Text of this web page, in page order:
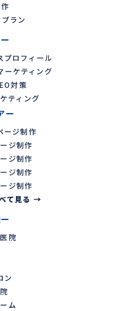
ラン
ロフィール
ーケティング
対策
ティング
ージ制作
ジ制作
ジ制作
ジ制作
ジ制作
て見る →
院
ン
ム